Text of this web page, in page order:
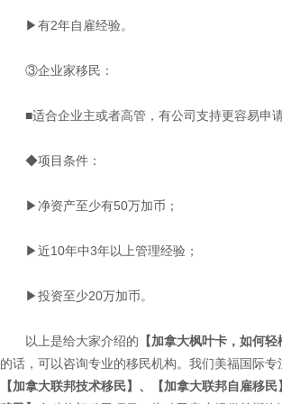
▶有2年自雇经验。
③企业家移民：
■适合企业主或者高管，有公司支持更容易申请
◆项目条件：
▶净资产至少有50万加币；
▶近10年中3年以上管理经验；
▶投资至少20万加币。
以上是给大家介绍的 【加拿大枫叶卡，如何
的话，可以咨询专业的移民机构。我们美福国际
【加拿大联邦技术移民】、【加拿大联邦自雇移